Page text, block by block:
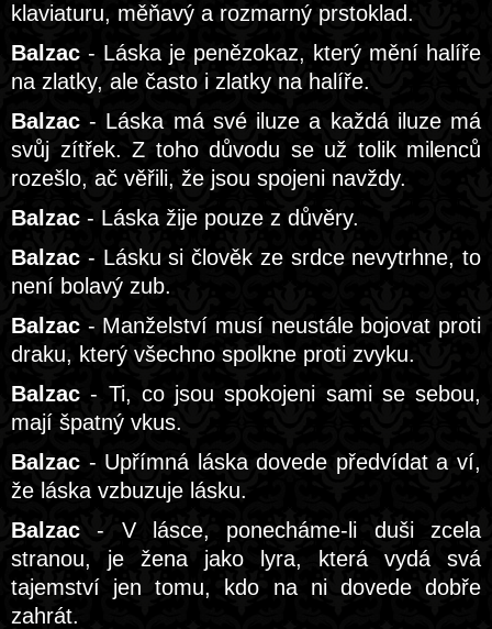
klaviaturu, měňavý a rozmarný prstoklad.
Balzac - Láska je penězokaz, který mění halíře
na zlatky, ale často i zlatky na halíře.
Balzac - Láska má své iluze a každá iluze má
svůj zítřek. Z toho důvodu se už tolik milenců
rozešlo, ač věřili, že jsou spojeni navždy.
Balzac - Láska žije pouze z důvěry.
Balzac - Lásku si člověk ze srdce nevytrhne, to
není bolavý zub.
Balzac - Manželství musí neustále bojovat proti
draku, který všechno spolkne proti zvyku.
Balzac - Ti, co jsou spokojeni sami se sebou,
mají špatný vkus.
Balzac - Upřímná láska dovede předvídat a ví,
že láska vzbuzuje lásku.
Balzac - V lásce, ponecháme-li duši zcela
stranou, je žena jako lyra, která vydá svá
tajemství jen tomu, kdo na ni dovede dobře
zahrát.